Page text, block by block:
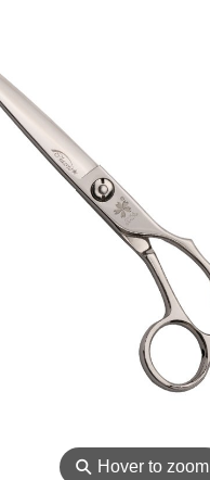
⚲ Hover to zoom